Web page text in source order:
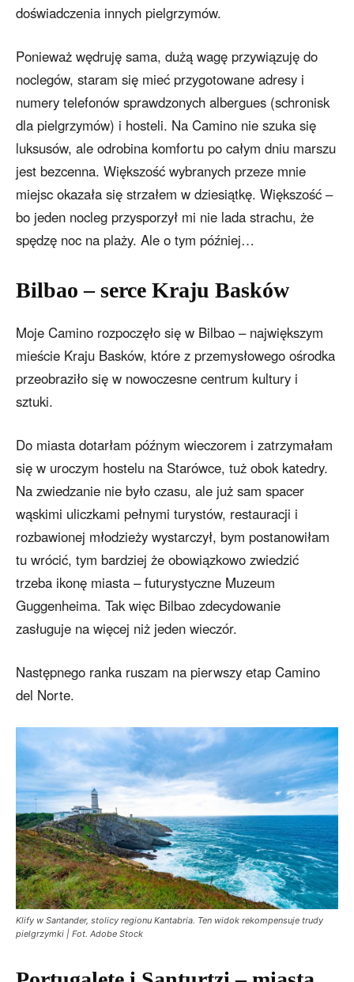
doświadczenia innych pielgrzymów.
Ponieważ wędruję sama, dużą wagę przywiązuję do
noclegów, staram się mieć przygotowane adresy i
numery telefonów sprawdzonych albergues (schronisk
dla pielgrzymów) i hosteli. Na Camino nie szuka się
luksusów, ale odrobina komfortu po całym dniu marszu
jest bezcenna. Większość wybranych przeze mnie
miejsc okazała się strzałem w dziesiątkę. Większość –
bo jeden nocleg przysporzył mi nie lada strachu, że
spędzę noc na plaży. Ale o tym później…
Bilbao – serce Kraju Basków
Moje Camino rozpoczęło się w Bilbao – największym
mieście Kraju Basków, które z przemysłowego ośrodka
przeobraziło się w nowoczesne centrum kultury i
sztuki.
Do miasta dotarłam późnym wieczorem i zatrzymałam
się w uroczym hostelu na Starówce, tuż obok katedry.
Na zwiedzanie nie było czasu, ale już sam spacer
wąskimi uliczkami pełnymi turystów, restauracji i
rozbawionej młodzieży wystarczył, bym postanowiłam
tu wrócić, tym bardziej że obowiązkowo zwiedzić
trzeba ikonę miasta – futurystyczne Muzeum
Guggenheima. Tak więc Bilbao zdecydowanie
zasługuje na więcej niż jeden wieczór.
Następnego ranka ruszam na pierwszy etap Camino
del Norte.
Klify w Santander, stolicy regionu Kantabria. Ten widok rekompensuje trudy
pielgrzymki | Fot. Adobe Stock